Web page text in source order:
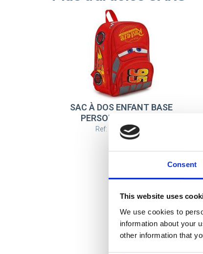
Consent
This website uses
We use cookies to
information about your
other information that
SAC À DOS ENFANT BASE
PERSONNAGE CARS
Ref: 2100006536